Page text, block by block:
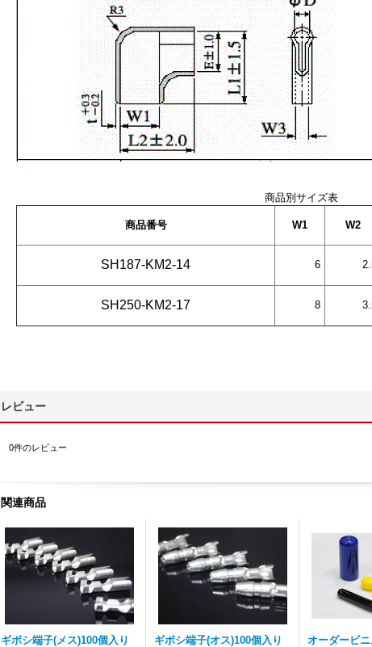
商品別サイズ表
商品番号 W1 W2
SH187-KM2-14 6
SH250-KM2-17 8
レビュー
0件のレビュー
関連商品
ギボシ端子(メス)100個入り
ギボシ端子(オス)100個入り
オーダービ